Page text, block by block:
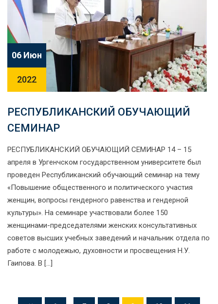
06 Июн
2022
РЕСПУБЛИКАНСКИЙ ОБУЧАЮЩИЙ
СЕМИНАР​
РЕСПУБЛИКАНСКИЙ ОБУЧАЮЩИЙ СЕМИНАР 14 – 15
апреля в Ургенчском государственном университете был
проведен Республиканский обучающий семинар на тему
«Повышение общественного и политического участия
женщин, вопросы гендерного равенства и гендерной
культуры». На семинаре участвовали более 150
женщинами-председателями женских консультативных
советов высших учебных заведений и начальник отдела по
работе с молодежью, духовности и просвещения Н.У.
Гаипова. В […]